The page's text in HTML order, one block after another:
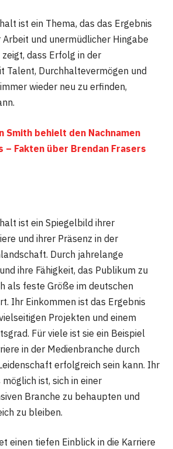
ist ein Thema, das das Ergebnis
und unermüdlicher Hingabe
dass Erfolg in der
Talent, Durchhaltevermögen und
wieder neu zu erfinden,
Smith behielt den Nachnamen
– Fakten über Brendan Frasers
ist ein Spiegelbild ihrer
und ihrer Präsenz in der
Durch jahrelange
ihre Fähigkeit, das Publikum zu
als feste Größe im deutschen
Ihr Einkommen ist das Ergebnis
Projekten und einem
Für viele ist sie ein Beispiel
in der Medienbranche durch
erfolgreich sein kann. Ihr
ist, sich in einer
Branche zu behaupten und
zu bleiben.
einen tiefen Einblick in die Karriere